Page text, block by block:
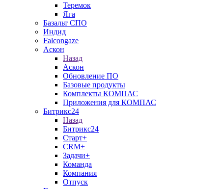
Теремок
Яга
Базальт СПО
Индид
Falcongaze
Аскон
Назад
Аскон
Обновление ПО
Базовые продукты
Комплекты КОМПАС
Приложения для КОМПАС
Битрикс24
Назад
Битрикс24
Старт+
CRM+
Задачи+
Команда
Компания
Отпуск